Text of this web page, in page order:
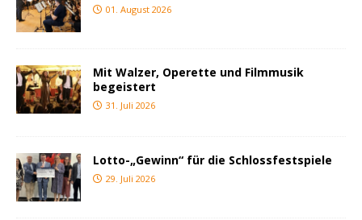
01. August 2026
Mit Walzer, Operette und Filmmusik
begeistert
31. Juli 2026
Lotto-„Gewinn“ für die Schlossfestspiele
29. Juli 2026